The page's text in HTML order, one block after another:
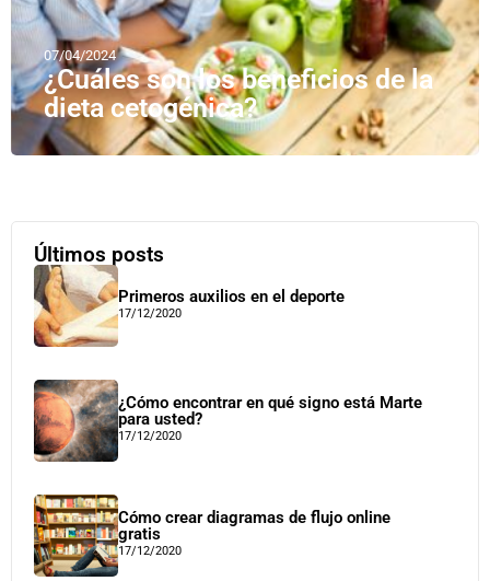
07/04/2024
¿Cuáles son los beneficios de la
dieta cetogénica?
Últimos posts
Primeros auxilios en el deporte
17/12/2020
¿Cómo encontrar en qué signo está Marte
para usted?
17/12/2020
Cómo crear diagramas de flujo online
gratis
17/12/2020